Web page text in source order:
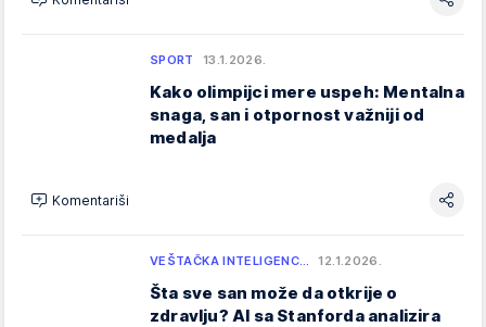
SPORT 13.1.2026.
Kako olimpijci mere uspeh: Mentalna
snaga, san i otpornost važniji od
medalja
Komentariši
VEŠTAČKA INTELIGENC… 12.1.2026.
Šta sve san može da otkrije o
zdravlju? AI sa Stanforda analizira